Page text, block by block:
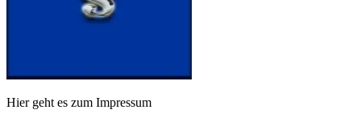
Hier geht es zum Impressum